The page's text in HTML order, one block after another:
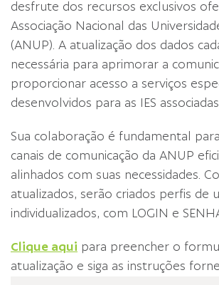
desfrute dos recursos exclusivos
Associação Nacional das
(ANUP). A atualização dos dados
necessária para aprimorar a
proporcionar acesso a serviços
desenvolvidos para as IES
Sua colaboração é fundamental
canais de comunicação da ANUP
alinhados com suas necessidades.
atualizados, serão criados perfis de
individualizados, com LOGIN e
Clique aqui para preencher o
atualização e siga as instruções